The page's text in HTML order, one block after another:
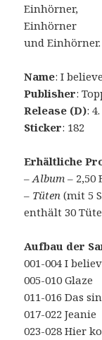
Einhörner,
Einhörner
und Einhörner.
Name: I
Publisher:
Release (D):
Sticker: 182
Erhältliche
–Album – 2,50
– Tüten (mit 5
enthält 30
Aufbau der
001-004 I
005-010 Glaze
011-016 Das
017-022 Jeanie
023-028 Hier